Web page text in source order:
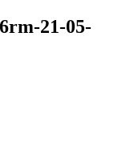
21-05-